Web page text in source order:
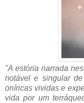
"A estória narrada
notável e singular
oníricas vividas e
vida por um